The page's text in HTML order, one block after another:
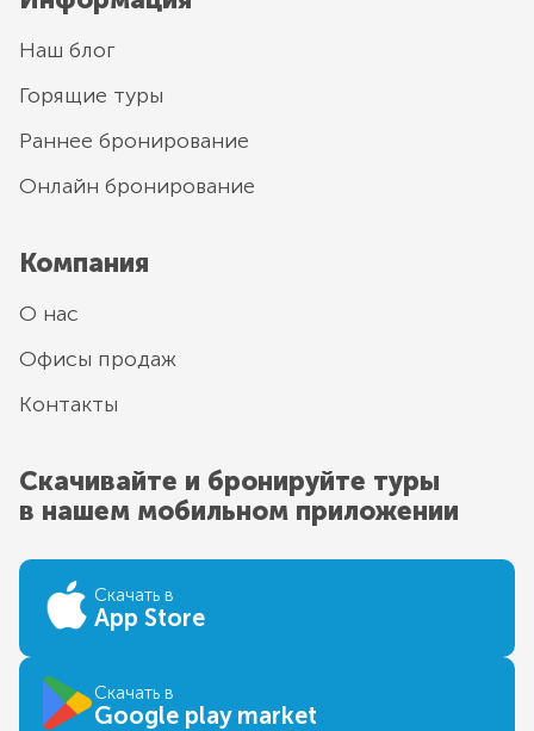
Наш блог
Горящие туры
Раннее бронирование
Онлайн бронирование
Компания
О нас
Офисы продаж
Контакты
Скачивайте и бронируйте туры
в нашем мобильном приложении
Скачать в
App Store
Скачать в
Google play market